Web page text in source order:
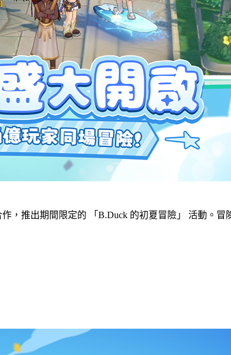
推出期間限定的 「B.Duck 的初夏冒險」 活動。冒